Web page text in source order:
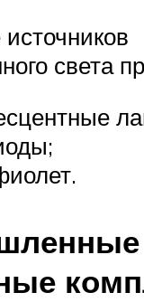
света